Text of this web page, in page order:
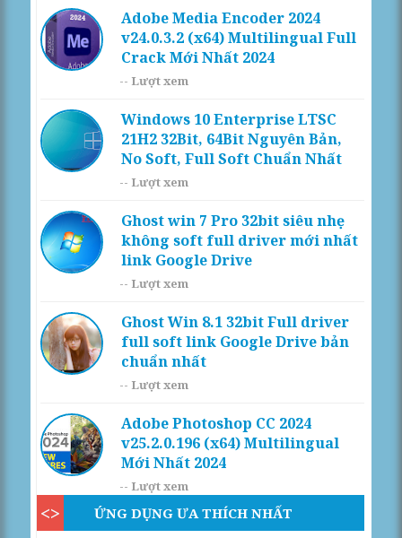
Adobe Media Encoder 2024
v24.0.3.2 (x64) Multilingual Full
Crack Mới Nhất 2024
-- Lượt xem
Windows 10 Enterprise LTSC
21H2 32Bit, 64Bit Nguyên Bản,
No Soft, Full Soft Chuẩn Nhất
-- Lượt xem
Ghost win 7 Pro 32bit siêu nhẹ
không soft full driver mới nhất
link Google Drive
-- Lượt xem
Ghost Win 8.1 32bit Full driver
full soft link Google Drive bản
chuẩn nhất
-- Lượt xem
Adobe Photoshop CC 2024
v25.2.0.196 (x64) Multilingual
Mới Nhất 2024
-- Lượt xem
ỨNG DỤNG ƯA THÍCH NHẤT